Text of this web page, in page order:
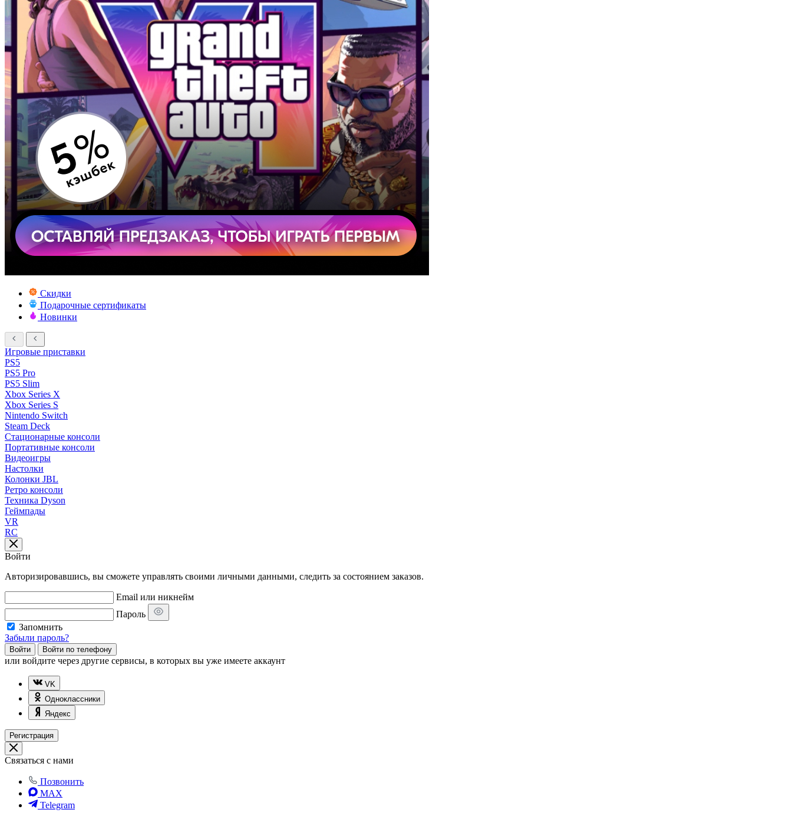
Скидки
Подарочные сертификаты
Новинки
Игровые приставки
PS5
PS5 Pro
PS5 Slim
Xbox Series X
Xbox Series S
Nintendo Switch
Steam Deck
Стационарные консоли
Портативные консоли
Видеоигры
Настолки
Колонки JBL
Ретро консоли
Техника Dyson
Геймпады
VR
RC
Войти
Авторизировавшись, вы сможете управлять своими личными данными, следить за состоянием заказов.
Email или никнейм
Пароль
Запомнить
Забыли пароль?
Войти Войти по телефону
или войдите через другие сервисы, в которых вы уже имеете аккаунт
VK
Одноклассники
Яндекс
Регистрация
Связаться с нами
Позвонить
MAX
Telegram